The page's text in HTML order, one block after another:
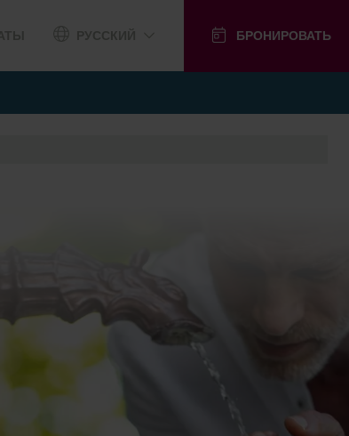
БРОНИРОВАТЬ